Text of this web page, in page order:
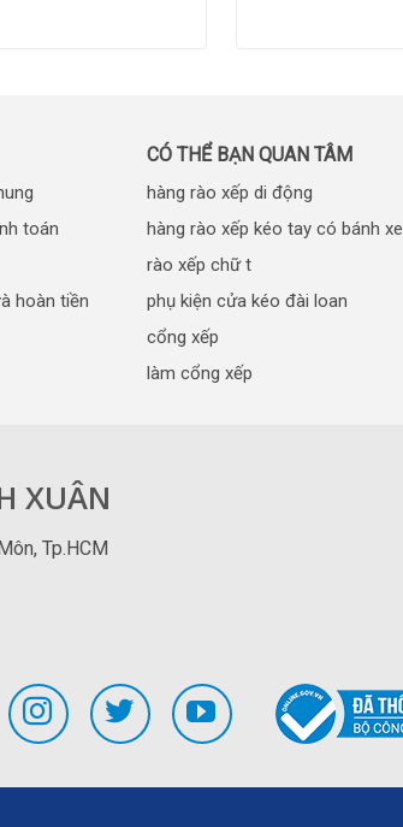
toán
hoàn tiền
CÓ THỂ BẠN QUAN TÂM
hàng rào xếp di động
hàng rào xếp kéo tay có bánh xe
rào xếp chữ t
phụ kiện cửa kéo đài loan
cổng xếp
làm cổng xếp
XUÂN
Tp.HCM